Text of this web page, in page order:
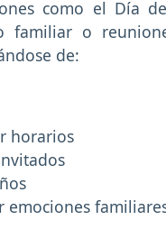
como el Día
familiar o
de:
horarios
emociones